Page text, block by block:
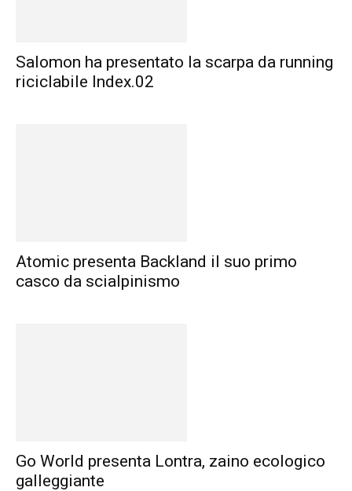
Salomon ha presentato la scarpa da running
riciclabile Index.02
Atomic presenta Backland il suo primo
casco da scialpinismo
Go World presenta Lontra, zaino ecologico
galleggiante